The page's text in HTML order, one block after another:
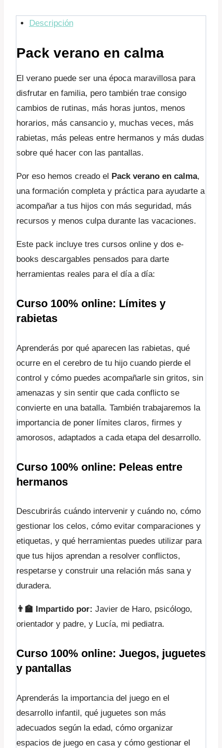
Descripción
Pack verano en calma
El verano puede ser una época maravillosa para
disfrutar en familia, pero también trae consigo
cambios de rutinas, más horas juntos, menos
horarios, más cansancio y, muchas veces, más
rabietas, más peleas entre hermanos y más dudas
sobre qué hacer con las pantallas.
Por eso hemos creado el Pack verano en calma,
una formación completa y práctica para ayudarte a
acompañar a tus hijos con más seguridad, más
recursos y menos culpa durante las vacaciones.
Este pack incluye tres cursos online y dos e-
books descargables pensados para darte
herramientas reales para el día a día:
Curso 100% online: Límites y
rabietas
Aprenderás por qué aparecen las rabietas, qué
ocurre en el cerebro de tu hijo cuando pierde el
control y cómo puedes acompañarle sin gritos, sin
amenazas y sin sentir que cada conflicto se
convierte en una batalla. También trabajaremos la
importancia de poner límites claros, firmes y
amorosos, adaptados a cada etapa del desarrollo.
Curso 100% online: Peleas entre
hermanos
Descubrirás cuándo intervenir y cuándo no, cómo
gestionar los celos, cómo evitar comparaciones y
etiquetas, y qué herramientas puedes utilizar para
que tus hijos aprendan a resolver conflictos,
respetarse y construir una relación más sana y
duradera.
👨‍🏫 Impartido por: Javier de Haro, psicólogo,
orientador y padre, y Lucía, mi pediatra.
Curso 100% online: Juegos, juguetes
y pantallas
Aprenderás la importancia del juego en el
desarrollo infantil, qué juguetes son más
adecuados según la edad, cómo organizar
espacios de juego en casa y cómo gestionar el